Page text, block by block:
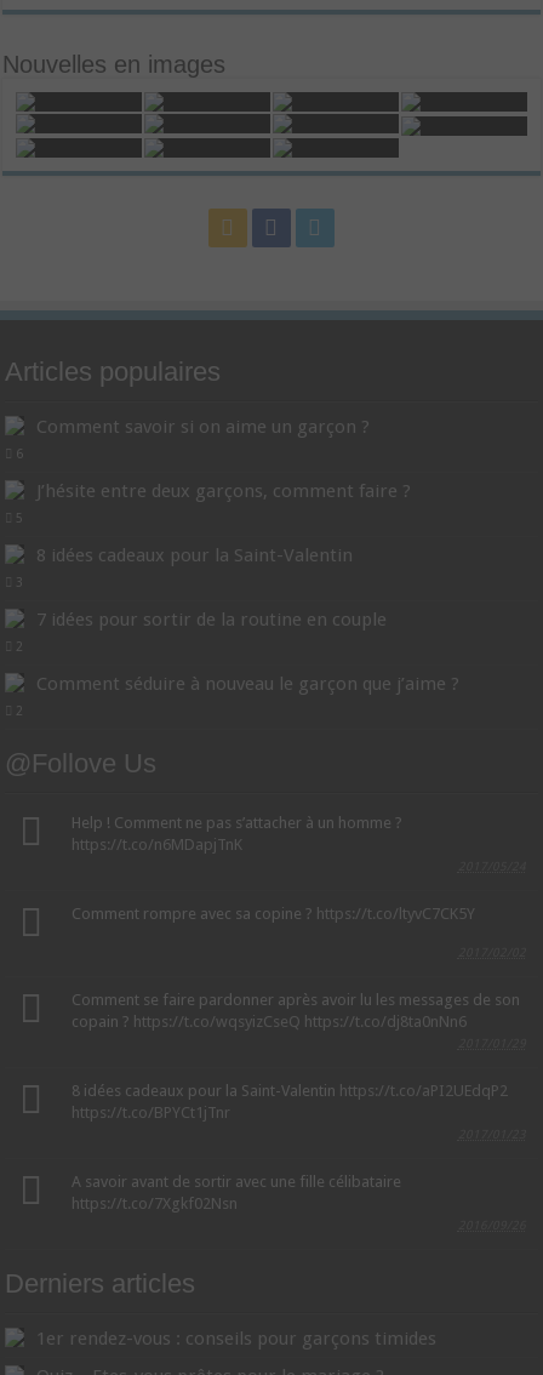
Nouvelles en images
Articles populaires
Comment savoir si on aime un garçon ?
6
J’hésite entre deux garçons, comment faire ?
5
8 idées cadeaux pour la Saint-Valentin
3
7 idées pour sortir de la routine en couple
2
Comment séduire à nouveau le garçon que j’aime ?
2
@Follove Us
Help ! Comment ne pas s’attacher à un homme ?
https://t.co/n6MDapjTnK
Comment rompre avec sa copine ? https://t.co/ltyvC7CK5Y
Comment se faire pardonner après avoir lu les messages de son
copain ? https://t.co/wqsyizCseQ https://t.co/dj8ta0nNn6
8 idées cadeaux pour la Saint-Valentin https://t.co/aPI2UEdqP2
https://t.co/BPYCt1jTnr
A savoir avant de sortir avec une fille célibataire
https://t.co/7Xgkf02Nsn
Derniers articles
1er rendez-vous : conseils pour garçons timides